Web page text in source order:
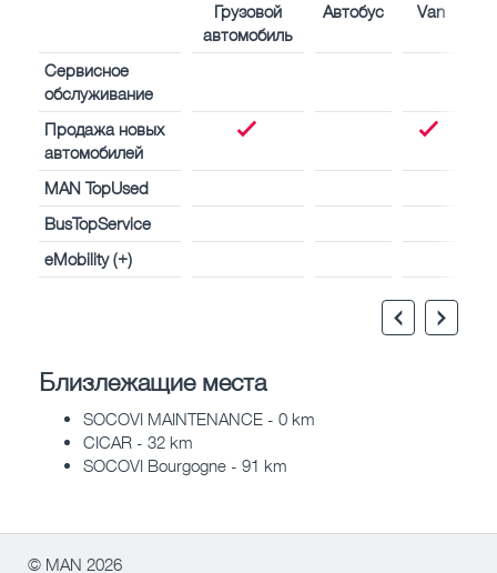
Грузовой
автомобиль
Автобус Van
Сервисное
обслуживание
Продажа новых
автомобилей
MAN TopUsed
BusTopService
eMobility (+)
Близлежащие места
SOCOVI MAINTENANCE - 0 km
CICAR - 32 km
SOCOVI Bourgogne - 91 km
© MAN 2026